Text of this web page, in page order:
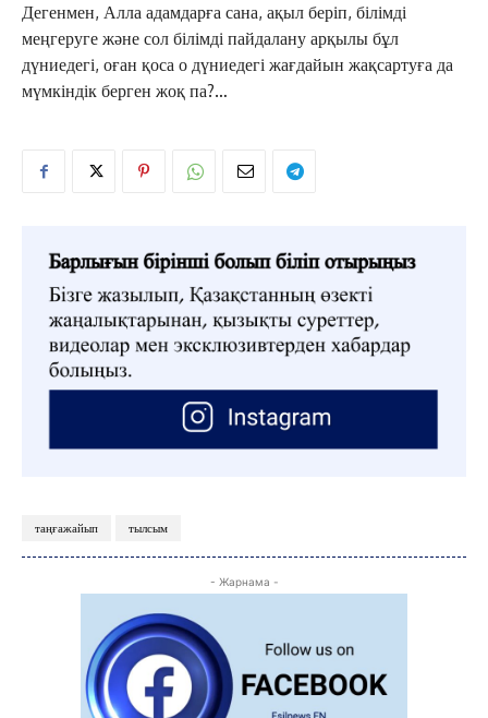
Дегенмен, Алла адамдарға сана, ақыл беріп, білімді
меңгеруге және сол білімді пайдалану арқылы бұл
дүниедегі, оған қоса о дүниедегі жағдайын жақсартуға да
мүмкіндік берген жоқ па?…
таңғажайып тылсым
- Жарнама -